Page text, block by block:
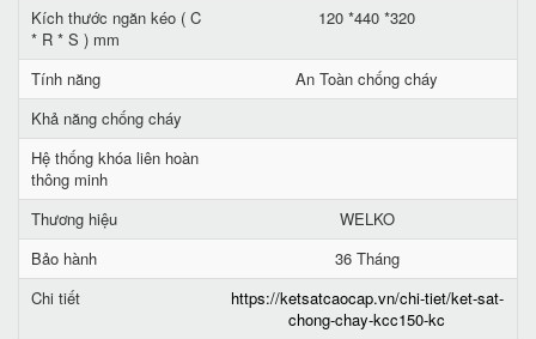
Kích thước ngăn kéo ( C
* R * S ) mm
120 *440 *320
Tính năng
An Toàn chống cháy
Khả năng chống cháy
Hệ thống khóa liên hoàn
thông minh
Thương hiệu
WELKO
Bảo hành
36 Tháng
Chi tiết
https://ketsatcaocap.vn/chi-tiet/ket-sat-
chong-chay-kcc150-kc